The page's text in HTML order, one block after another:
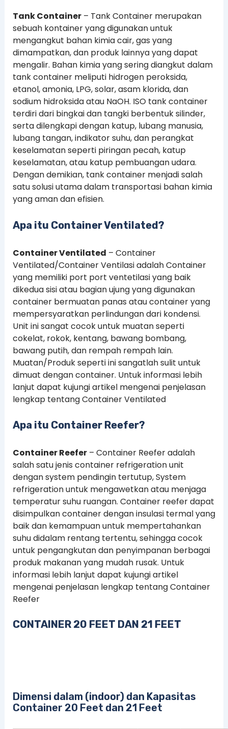
Tank Container– Tank Container merupakan
sebuah kontainer yang digunakan untuk
mengangkut bahan kimia cair, gas yang
dimampatkan, dan produk lainnya yang dapat
mengalir. Bahan kimia yang sering diangkut dalam
tank container meliputi hidrogen peroksida,
etanol, amonia, LPG, solar, asam klorida, dan
sodium hidroksida atau NaOH. ISO tank container
terdiri dari bingkai dan tangki berbentuk silinder,
serta dilengkapi dengan katup, lubang manusia,
lubang tangan, indikator suhu, dan perangkat
keselamatan seperti piringan pecah, katup
keselamatan, atau katup pembuangan udara.
Dengan demikian, tank container menjadi salah
satu solusi utama dalam transportasi bahan kimia
yang aman dan efisien.
Apa itu Container Ventilated?
Container Ventilated – Container
Ventilated/Container Ventilasi adalah Container
yang memiliki port port ventetilasi yang baik
dikedua sisi atau bagian ujung yang digunakan
container bermuatan panas atau container yang
mempersyaratkan perlindungan dari kondensi.
Unit ini sangat cocok untuk muatan seperti
cokelat, rokok, kentang, bawang bombang,
bawang putih, dan rempah rempah lain.
Muatan/Produk seperti ini sangatlah sulit untuk
dimuat dengan container. Untuk informasi lebih
lanjut dapat kujungi artikel mengenai penjelasan
lengkap tentang Container Ventilated
Apa itu Container Reefer?
Container Reefer– Container Reefer adalah
salah satu jenis container refrigeration unit
dengan system pendingin tertutup, System
refrigeration untuk mengawetkan atau menjaga
temperatur suhu ruangan. Container reefer dapat
disimpulkan container dengan insulasi termal yang
baik dan kemampuan untuk mempertahankan
suhu didalam rentang tertentu, sehingga cocok
untuk pengangkutan dan penyimpanan berbagai
produk makanan yang mudah rusak. Untuk
informasi lebih lanjut dapat kujungi artikel
mengenai penjelasan lengkap tentang Container
Reefer
CONTAINER 20 FEET DAN 21 FEET
Dimensi dalam (indoor) dan Kapasitas
Container 20 Feet dan 21 Feet